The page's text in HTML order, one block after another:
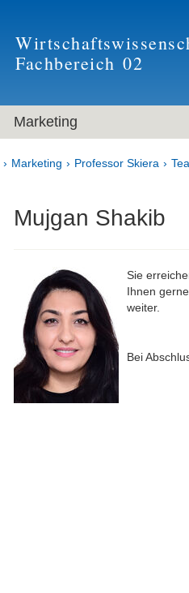
Fachbereich 02
Marketing
Marketing Professor Skiera
Mujgan Shakib
Sie
Ihnen
weiter.
Bei